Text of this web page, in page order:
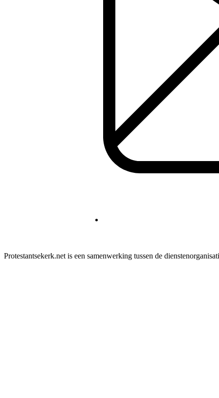
Protestantsekerk.net is een samenwerking tussen de